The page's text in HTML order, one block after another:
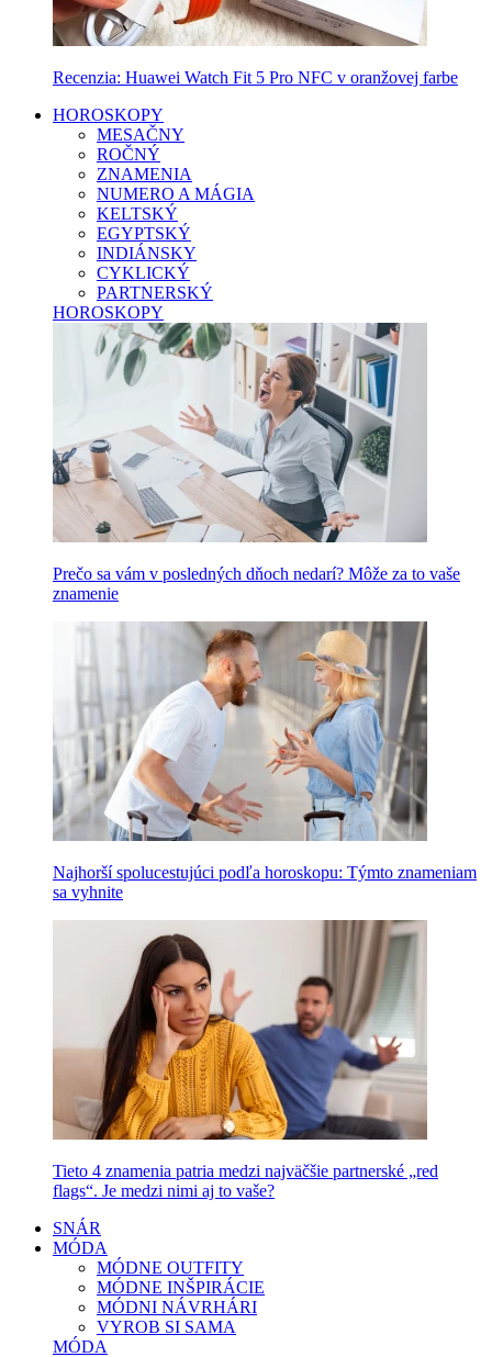
Recenzia: Huawei Watch Fit 5 Pro NFC v oranžovej farbe
HOROSKOPY
MESAČNY
ROČNÝ
ZNAMENIA
NUMERO A MÁGIA
KELTSKÝ
EGYPTSKÝ
INDIÁNSKY
CYKLICKÝ
PARTNERSKÝ
HOROSKOPY
Prečo sa vám v posledných dňoch nedarí? Môže za to vaše
znamenie
Najhorší spolucestujúci podľa horoskopu: Týmto znameniam
sa vyhnite
Tieto 4 znamenia patria medzi najväčšie partnerské „red
flags“. Je medzi nimi aj to vaše?
SNÁR
MÓDA
MÓDNE OUTFITY
MÓDNE INŠPIRÁCIE
MÓDNI NÁVRHÁRI
VYROB SI SAMA
MÓDA